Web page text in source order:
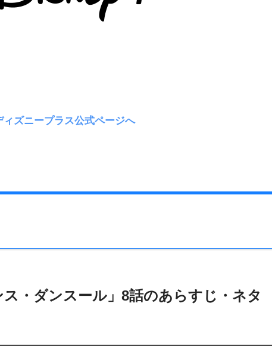
ィズニープラス公式ページへ
・ダンスール」8話のあらすじ・ネタ